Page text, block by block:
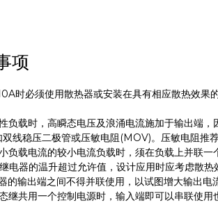
项
时必须使用散热器或安装在具有相应散热效
负载时，高瞬态电压及浪涌电流施加于输出端
线稳压二极管或压敏电阻(MOV)。压敏电阻推
负载电流的较小电流负载时，须在负载上并联
电器的温升超过允许值，设计应用时应考虑散
的输出端之间不得并联使用，以试图增大输出电
继共用一个控制电源时，输入端即可以串联使用